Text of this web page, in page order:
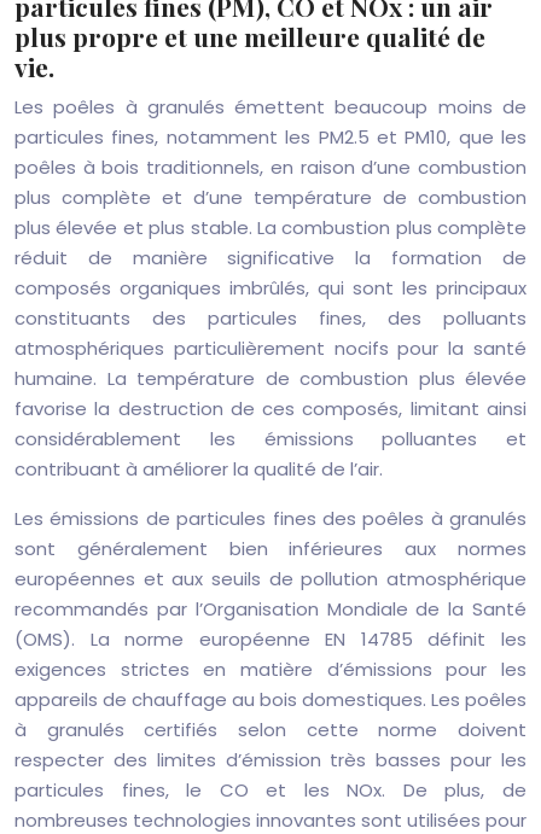
plus propre et une meilleure qualité de
vie.
Les poêles à granulés émettent beaucoup moins de
particules fines, notamment les PM2.5 et PM10, que les
poêles à bois traditionnels, en raison d’une combustion
plus complète et d’une température de combustion
plus élevée et plus stable. La combustion plus complète
réduit de manière significative la formation de
composés organiques imbrûlés, qui sont les principaux
constituants des particules fines, des polluants
atmosphériques particulièrement nocifs pour la santé
humaine. La température de combustion plus élevée
favorise la destruction de ces composés, limitant ainsi
considérablement les émissions polluantes et
contribuant à améliorer la qualité de l’air.
Les émissions de particules fines des poêles à granulés
sont généralement bien inférieures aux normes
européennes et aux seuils de pollution atmosphérique
recommandés par l’Organisation Mondiale de la Santé
(OMS). La norme européenne EN 14785 définit les
exigences strictes en matière d’émissions pour les
appareils de chauffage au bois domestiques. Les poêles
à granulés certifiés selon cette norme doivent
respecter des limites d’émission très basses pour les
particules fines, le CO et les NOx. De plus, de
nombreuses technologies innovantes sont utilisées pour